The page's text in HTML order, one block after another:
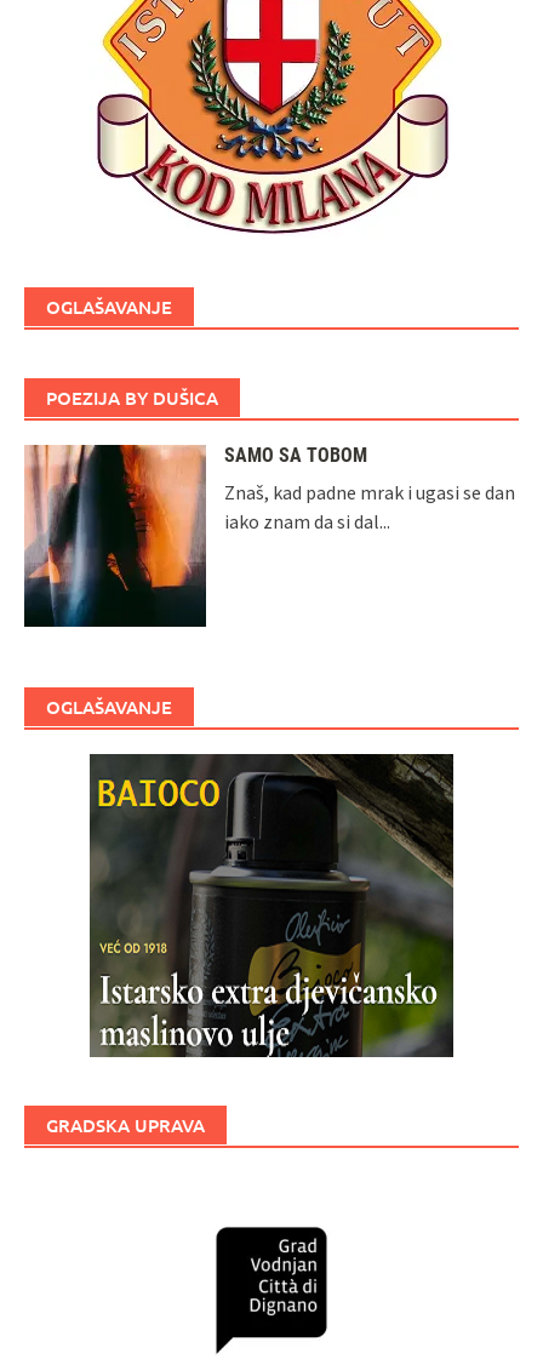
OGLAŠAVANJE
POEZIJA BY DUŠICA
SAMO SA TOBOM
Znaš, kad padne mrak i ugasi se dan
iako znam da si dal...
OGLAŠAVANJE
GRADSKA UPRAVA